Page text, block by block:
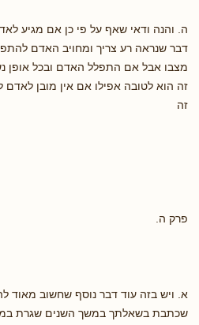
ה. והנה ודאי שאף על פי כן אם מגיע
דבר שנראה רע צריך ומחויב האדם
מצבו אבל אם התפלל האדם ובכל אופן
זה הוא לטובה אפילו אם אין מובן
זה
פרק ה.
א. ויש בזה עוד דבר נוסף שחשוב מאוד
שכתבת בשאלתך במשך השנים שגרת